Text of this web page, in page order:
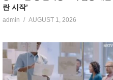
란 시작’
admin AUGUST 1, 2026